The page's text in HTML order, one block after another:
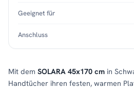
Mit dem SOLARA 45x170 cm in
Handtücher ihren festen, warmen
Geeignet für
Anschluss